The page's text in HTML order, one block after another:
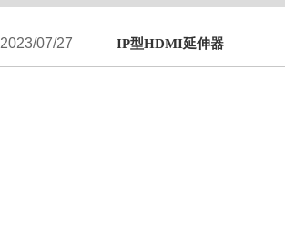
2023/07/27 IP型HDMI延伸器